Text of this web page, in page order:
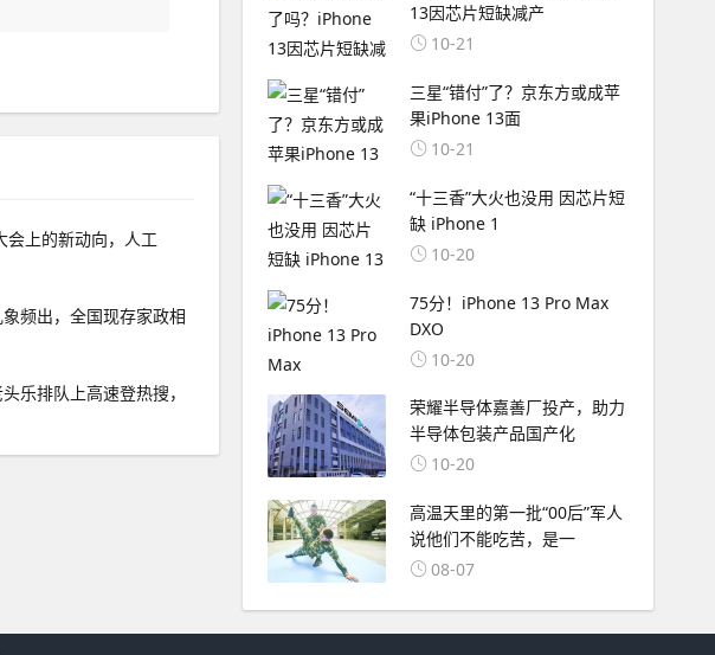
会上的新动向，人工
频出，全国现存家政相
乐排队上高速登热搜，
13因芯片短缺减产
10-21
三星“错付”了？京东方或成苹
果iPhone 13面
10-21
“十三香”大火也没用 因芯片短
缺 iPhone 1
10-20
75分！iPhone 13 Pro Max
DXO
10-20
荣耀半导体嘉善厂投产，助力
半导体包装产品国产化
10-20
高温天里的第一批“00后”军人
说他们不能吃苦，是一
08-07